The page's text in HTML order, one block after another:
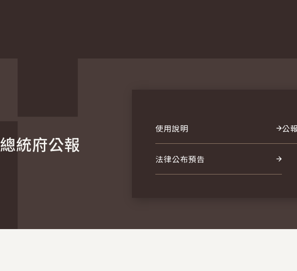
總統府公報
使用說明 公
法律公布預告